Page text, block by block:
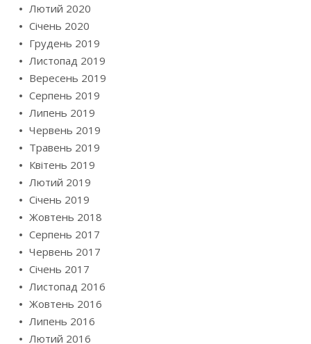
Лютий 2020
Січень 2020
Грудень 2019
Листопад 2019
Вересень 2019
Серпень 2019
Липень 2019
Червень 2019
Травень 2019
Квітень 2019
Лютий 2019
Січень 2019
Жовтень 2018
Серпень 2017
Червень 2017
Січень 2017
Листопад 2016
Жовтень 2016
Липень 2016
Лютий 2016